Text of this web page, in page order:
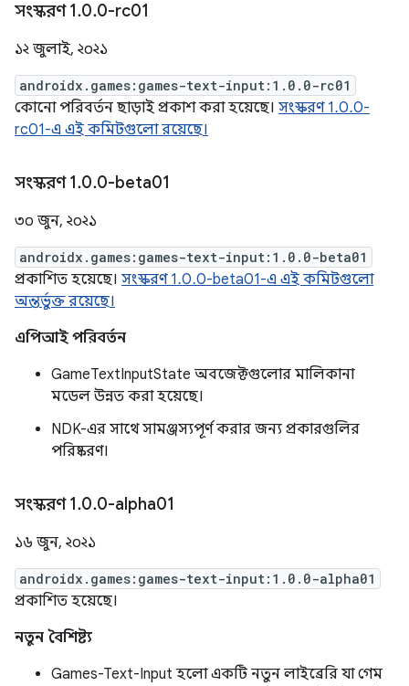
সংস্করণ 1.0.0-rc01
১২ জুলাই, ২০২১
androidx.games:games-text-input:1.0.0-rc01
কোনো পরিবর্তন ছাড়াই প্রকাশ করা হয়েছে। সংস্করণ 1.0.0-
rc01-এ এই কমিটগুলো রয়েছে।
সংস্করণ 1.0.0-beta01
৩০ জুন, ২০২১
androidx.games:games-text-input:1.0.0-beta01
প্রকাশিত হয়েছে। সংস্করণ 1.0.0-beta01-এ এই কমিটগুলো
অন্তর্ভুক্ত রয়েছে।
এপিআই পরিবর্তন
GameTextInputState অবজেক্টগুলোর মালিকানা
মডেল উন্নত করা হয়েছে।
NDK-এর সাথে সামঞ্জস্যপূর্ণ করার জন্য প্রকারগুলির
পরিষ্করণ।
সংস্করণ 1.0.0-alpha01
১৬ জুন, ২০২১
androidx.games:games-text-input:1.0.0-alpha01
প্রকাশিত হয়েছে।
নতুন বৈশিষ্ট্য
Games-Text-Input হলো একটি নতুন লাইব্রেরি যা গেম